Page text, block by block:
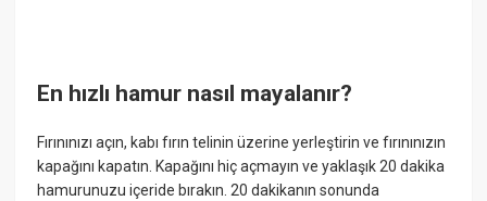
En hızlı hamur nasıl mayalanır?
Fırınınızı açın, kabı fırın telinin üzerine yerleştirin ve fırınınızın
kapağını kapatın. Kapağını hiç açmayın ve yaklaşık 20 dakika
hamurunuzu içeride bırakın. 20 dakikanın sonunda